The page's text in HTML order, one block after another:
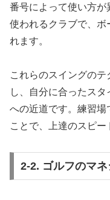
番号によって使い方
使われるクラブで、ボ
れます。
これらのスイングの
し、自分に合ったス
への近道です。練習場
ことで、上達のスピー
2-2. ゴルフのマ